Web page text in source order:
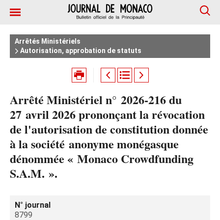
Arrêtés Ministériels
Autorisation, approbation de statuts
Arrêté Ministériel n° 2026‑216 du
27 avril 2026 prononçant la révocation
de l'autorisation de constitution donnée
à la société anonyme monégasque
dénommée « Monaco Crowdfunding
S.A.M. ».
N° journal
8799